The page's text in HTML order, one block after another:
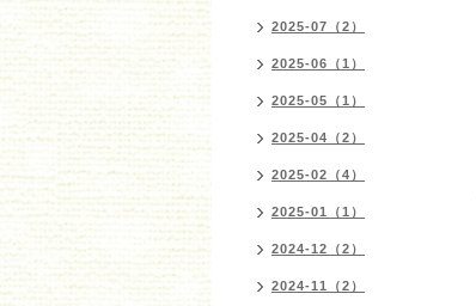
2025-07（2）
2025-06（1）
2025-05（1）
2025-04（2）
2025-02（4）
2025-01（1）
2024-12（2）
2024-11（2）